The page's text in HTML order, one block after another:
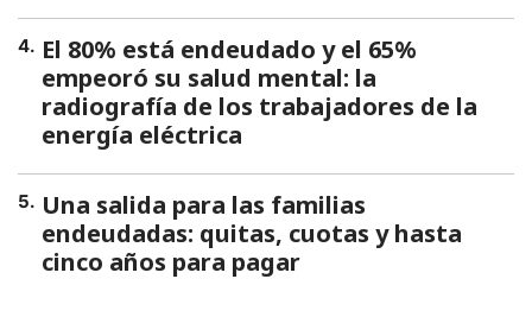
4. El 80% está endeudado y el 65%
empeoró su salud mental: la
radiografía de los trabajadores de la
energía eléctrica
5. Una salida para las familias
endeudadas: quitas, cuotas y hasta
cinco años para pagar